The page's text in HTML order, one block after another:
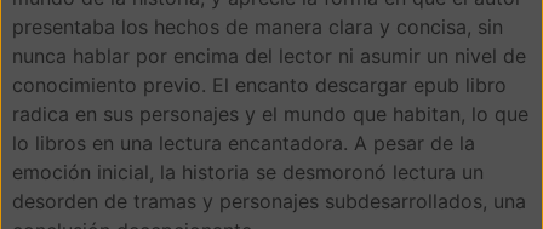
presentaba los hechos de manera clara y concisa, sin
nunca hablar por encima del lector ni asumir un nivel de
conocimiento previo. El encanto descargar epub libro
radica en sus personajes y el mundo que habitan, lo que
lo libros en una lectura encantadora. A pesar de la
emoción inicial, la historia se desmoronó lectura un
desorden de tramas y personajes subdesarrollados, una